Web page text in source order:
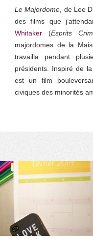
Le Majordome , de Lee
des films que
Whitaker (Esprits
majordomes de la
travailla pendant
présidents. Inspiré de la
est un film
civiques des minorités